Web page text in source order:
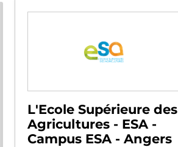
L'Ecole Supérieure des
Agricultures - ESA -
Campus ESA - Angers